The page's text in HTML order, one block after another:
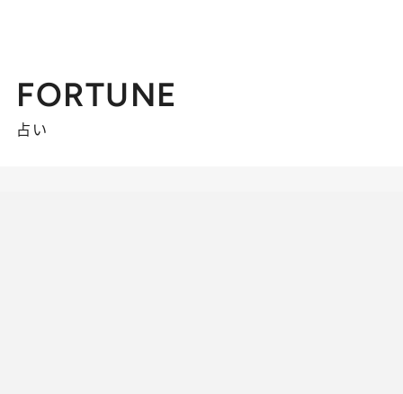
FORTUNE
占い